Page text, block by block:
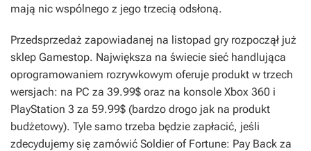
mają nic wspólnego z jego trzecią odsłoną.
Przedsprzedaż zapowiadanej na listopad gry rozpoczął już
sklep Gamestop. Największa na świecie sieć handlująca
oprogramowaniem rozrywkowym oferuje produkt w trzech
wersjach: na PC za 39.99$ oraz na konsole Xbox 360 i
PlayStation 3 za 59.99$ (bardzo drogo jak na produkt
budżetowy). Tyle samo trzeba będzie zapłacić, jeśli
zdecydujemy się zamówić Soldier of Fortune: Pay Back za